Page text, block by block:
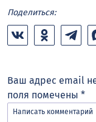
Поделиться:
Ваш адрес email
поля помечены *